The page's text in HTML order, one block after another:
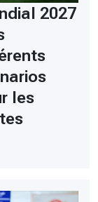
2027
les